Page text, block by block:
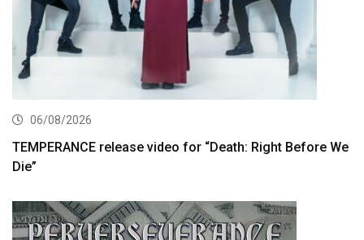
06/08/2026
TEMPERANCE release video for “Death: Right Before We
Die”